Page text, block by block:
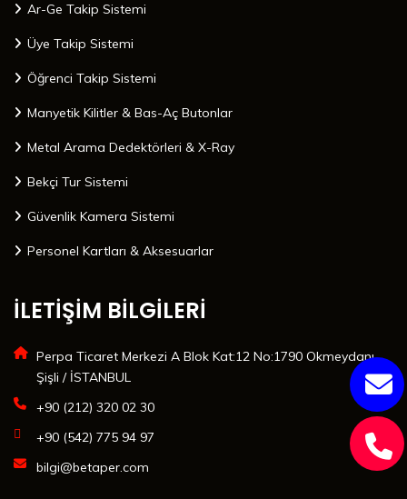
Ar-Ge Takip Sistemi
Üye Takip Sistemi
Öğrenci Takip Sistemi
Manyetik Kilitler & Bas-Aç Butonlar
Metal Arama Dedektörleri & X-Ray
Bekçi Tur Sistemi
Güvenlik Kamera Sistemi
Personel Kartları & Aksesuarlar
İLETİŞİM BİLGİLERİ
Perpa Ticaret Merkezi A Blok Kat:12 No:1790 Okmeydanı
Şişli / İSTANBUL
+90 (212) 320 02 30
+90 (542) 775 94 97
bilgi@betaper.com